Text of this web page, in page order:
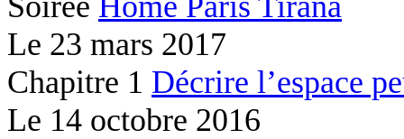
Le 23 mars 2017
Chapitre 1 Décrire l’espace
Le 14 octobre 2016